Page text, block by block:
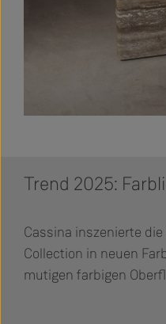
Trend 2025:
Cassina inszenierte
Collection in neuen
mutigen farbigen